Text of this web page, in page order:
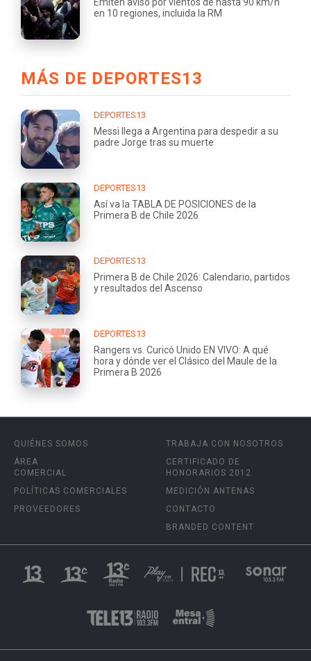
en 10 regiones, incluida la RM
MÁS DE DEPORTES13
DEPORTES13
Messi llega a Argentina para despedir a su
padre Jorge tras su muerte
DEPORTES13
Así va la TABLA DE POSICIONES de la
Primera B de Chile 2026
DEPORTES13
Primera B de Chile 2026: Calendario, partidos
y resultados del Ascenso
DEPORTES13
Rangers vs. Curicó Unido EN VIVO: A qué
hora y dónde ver el Clásico del Maule de la
Primera B 2026
QUIÉNES SOMOS
ÁREA
COMERCIAL
POLÍTICAS COMERCIALES
PROVEEDORES
TRABAJA CON NOSOTROS
CERTIFICADO DE
HONORARIOS 2012
MEDICIÓN ANTENAS
CONTACTO
BRANDED CONTENT